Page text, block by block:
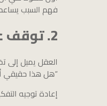
فهم السبب
2. توقف عن السيناريوهات السلبية
العقل يميل إلى
“هل هذا حقيقي
إعادة توجيه